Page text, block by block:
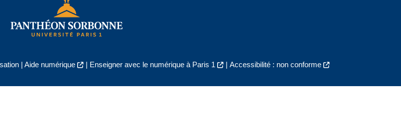
| Aide numérique | Enseigner avec le numérique à Paris 1 | Accessibilité : non conforme